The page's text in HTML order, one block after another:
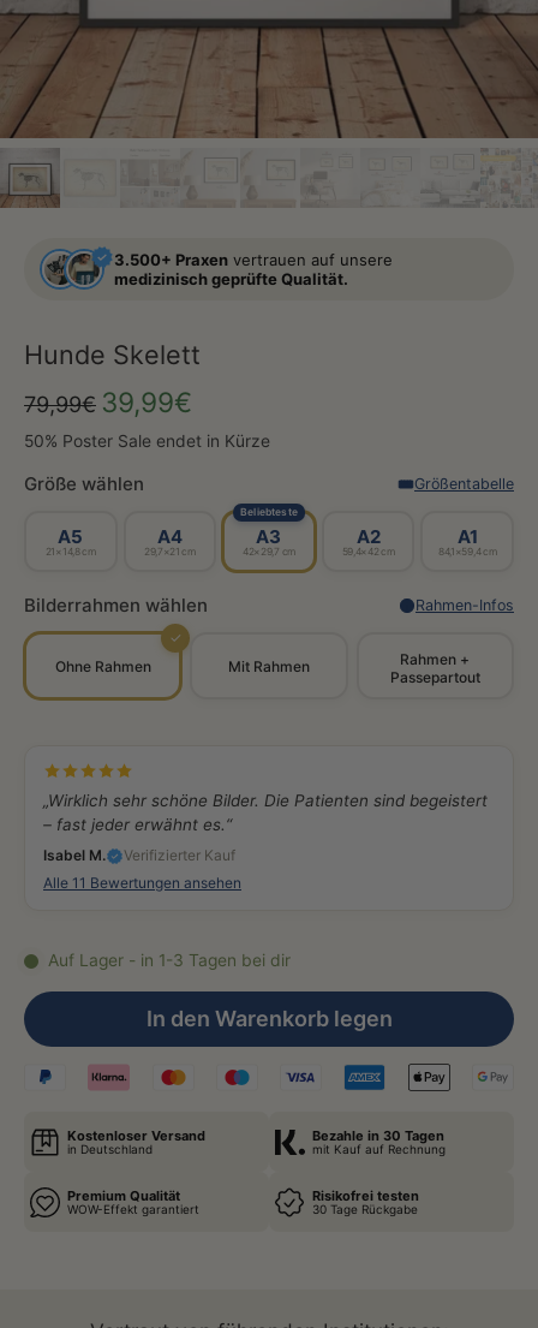
3.500+ Praxen vertrauen auf unsere
medizinisch geprüfte Qualität.
Hunde Skelett
79,99€ 39,99€
50% Poster Sale endet in Kürze
Größe wählen Größentabelle
A5
21×14,8 cm
A4
29,7×21 cm
Beliebteste
A3
42×29,7 cm
A2
59,4×42 cm
A1
84,1×59,4 cm
Bilderrahmen wählen Rahmen-Infos
Ohne Rahmen
✓
Mit Rahmen
Rahmen +
Passepartout
„Wirklich sehr schöne Bilder. Die Patienten sind begeistert
– fast jeder erwähnt es.“
Isabel M.
Verifizierter Kauf
Alle 11 Bewertungen ansehen
Auf Lager - in 1-3 Tagen bei dir
In den Warenkorb legen
Kostenloser Versand
in Deutschland
Bezahle in 30 Tagen
mit Kauf auf Rechnung
Premium Qualität
WOW-Effekt garantiert
Risikofrei testen
30 Tage Rückgabe